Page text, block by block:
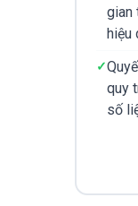
gian
hiệu
quy
số